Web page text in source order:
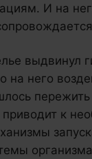
И на
выдвинул
на него
приводит к